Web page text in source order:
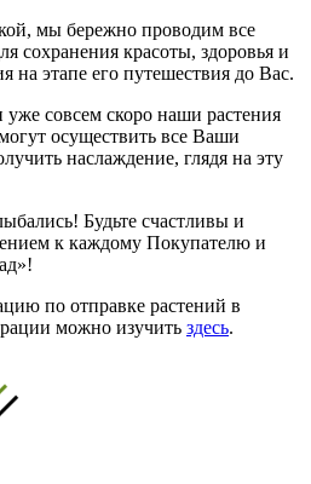
мы бережно проводим все
сохранения красоты, здоровья и
на этапе его путешествия до Вас.
уже совсем скоро наши растения
осуществить все Ваши
наслаждение, глядя на эту
Будьте счастливы и
к каждому Покупателю и
по отправке растений в
можно изучить здесь.